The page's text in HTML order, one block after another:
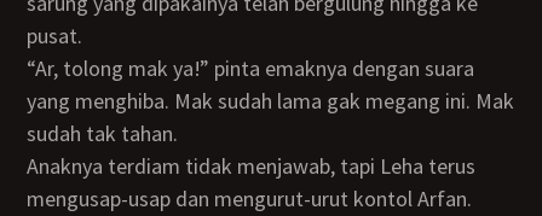
pusat.
“Ar, tolong mak ya!” pinta emaknya dengan suara
yang menghiba. Mak sudah lama gak megang ini. Mak
sudah tak tahan.
Anaknya terdiam tidak menjawab, tapi Leha terus
mengusap-usap dan mengurut-urut kontol Arfan.